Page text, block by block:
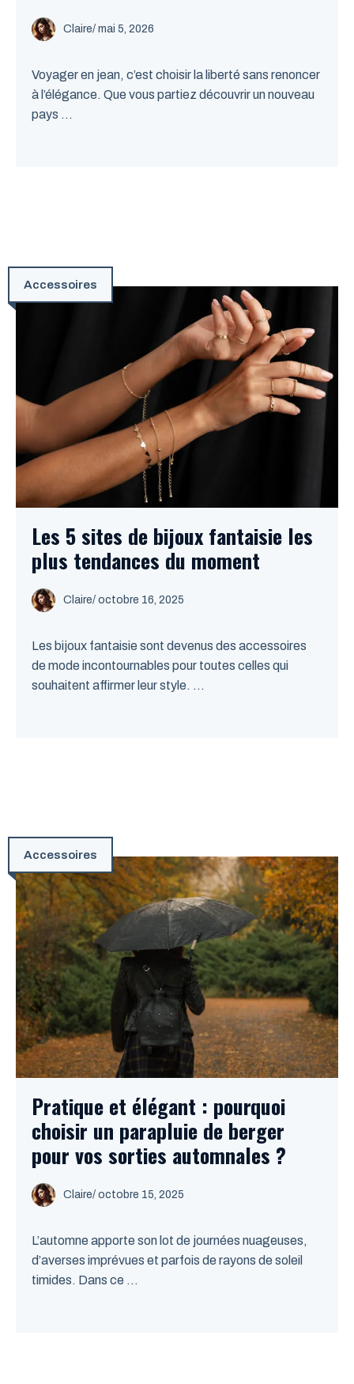
Claire/ mai 5, 2026
Voyager en jean, c’est choisir la liberté sans renoncer
à l’élégance. Que vous partiez découvrir un nouveau
pays ...
Accessoires
Les 5 sites de bijoux fantaisie les
plus tendances du moment
Claire/ octobre 16, 2025
Les bijoux fantaisie sont devenus des accessoires
de mode incontournables pour toutes celles qui
souhaitent affirmer leur style. ...
Accessoires
Pratique et élégant : pourquoi
choisir un parapluie de berger
pour vos sorties automnales ?
Claire/ octobre 15, 2025
L’automne apporte son lot de journées nuageuses,
d’averses imprévues et parfois de rayons de soleil
timides. Dans ce ...